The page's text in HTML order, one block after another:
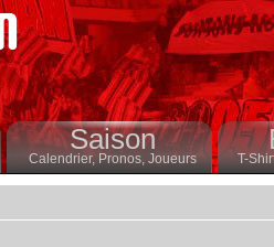
Saison
Calendrier,Pronos, Joueurs T-